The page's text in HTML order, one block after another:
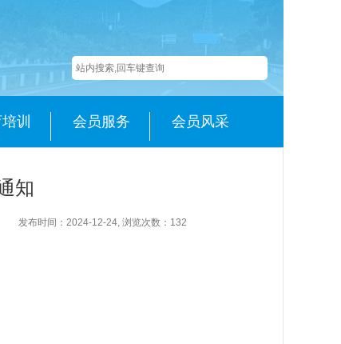
训 会员服务 会员风采
知
发布时间：2024-12-24, 浏览次数： 132